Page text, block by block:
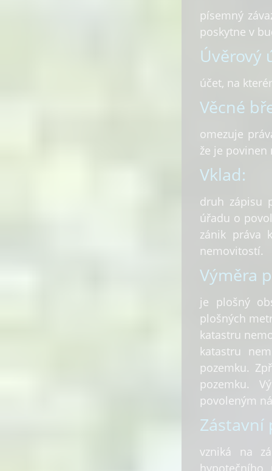
písemný
poskytne v
Úvěrový
účet, na
Věcné
omezuje
že je povinen
Vklad:
druh zápisu
úřadu o
zánik práva
nemovitostí.
Výměra
je plošný
plošných
katastru
katastru
pozemku.
pozemku.
povoleným
Zástavní
vzniká na